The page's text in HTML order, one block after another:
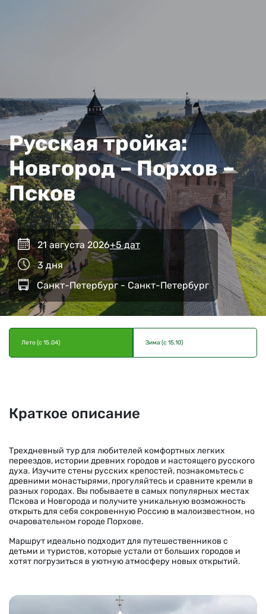
Русская тройка:
Новгород – Порхов –
Псков
21 августа 2026+5 дат
3 дня
Санкт-Петербург - Санкт-Петербург
Лето (с 15.04) Зима (с 15.10)
Краткое описание
Трехдневный тур для любителей комфортных легких
переездов, истории древних городов и настоящего русского
духа. Изучите стены русских крепостей, познакомьтесь с
древними монастырями, прогуляйтесь и сравните кремли в
разных городах. Вы побываете в самых популярных местах
Пскова и Новгорода и получите уникальную возможность
открыть для себя сокровенную Россию в малоизвестном, но
очаровательном городе Порхове.
Маршрут идеально подходит для путешественников с
детьми и туристов, которые устали от больших городов и
хотят погрузиться в уютную атмосферу новых открытий.